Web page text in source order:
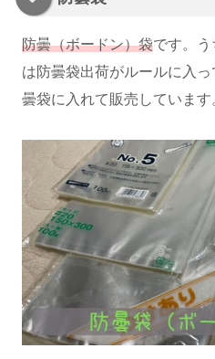
防曇（ボードン）袋です。
は防曇袋出荷がルールに入
曇袋に入れて販売しています